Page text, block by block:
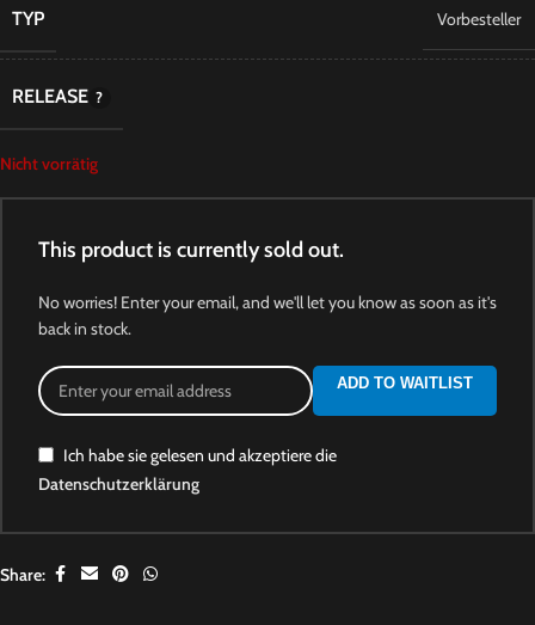
TYP Vorbesteller
RELEASE
Nicht vorrätig
This product is currently sold out.
No worries! Enter your email, and we'll let you know as soon as it's
back in stock.
ADD TO WAITLIST
Ich habe sie gelesen und akzeptiere die
Datenschutzerklärung
Share: